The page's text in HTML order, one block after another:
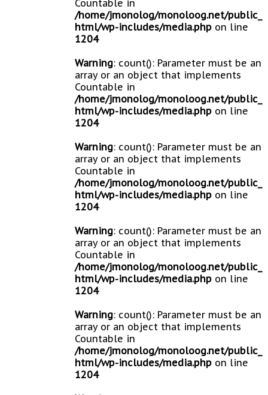
Countable in
/home/jmonolog/monoloog.net/public_
html/wp-includes/media.php on line
1204
Warning: count(): Parameter must be an
array or an object that implements
Countable in
/home/jmonolog/monoloog.net/public_
html/wp-includes/media.php on line
1204
Warning: count(): Parameter must be an
array or an object that implements
Countable in
/home/jmonolog/monoloog.net/public_
html/wp-includes/media.php on line
1204
Warning: count(): Parameter must be an
array or an object that implements
Countable in
/home/jmonolog/monoloog.net/public_
html/wp-includes/media.php on line
1204
Warning: count(): Parameter must be an
array or an object that implements
Countable in
/home/jmonolog/monoloog.net/public_
html/wp-includes/media.php on line
1204